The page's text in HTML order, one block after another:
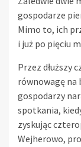
gospodarze
Mimo to, ich
i już po pięciu
Przez dłuższy
równowagę na
gospodarzy
spotkania,
zyskując
Wejherowo,